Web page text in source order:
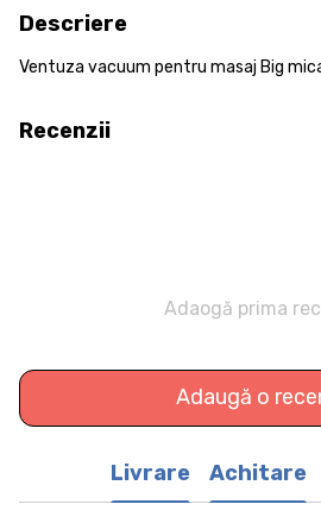
Descriere
Ventuza vacuum pentru masaj Big
Recenzii
Adaogă prima
Adaugă o
Livrare Achitare